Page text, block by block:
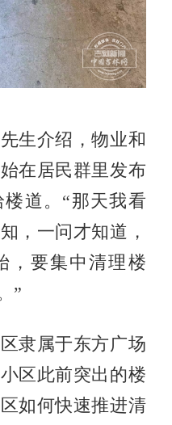
介绍，物业和
在居民群里发布
道。“那天我看
，一问才知道，
，要集中清理楼
”
属于东方广场
区此前突出的楼
如何快速推进清